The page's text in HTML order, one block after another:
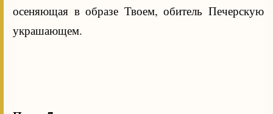
осеняющая в образе Твоем, обитель Печерскую
украшающем.